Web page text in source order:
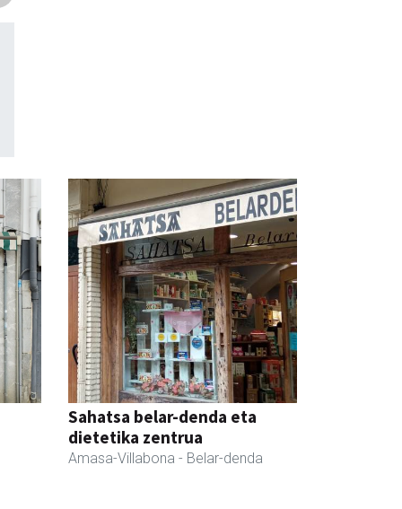
Sahatsa belar-denda eta
dietetika zentrua
Amasa-Villabona - Belar-denda